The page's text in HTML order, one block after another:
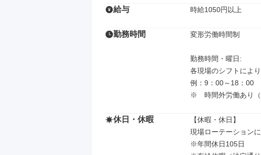
給与 時給1050円以上
勤務時間 変形労働時間制
勤務時間・曜日:
各現場のシフトにより
例：9：00～18：00　
※　時間外労働あり（
休日・休暇
【休暇・休日】
現場ローテーション
※年間休日105日